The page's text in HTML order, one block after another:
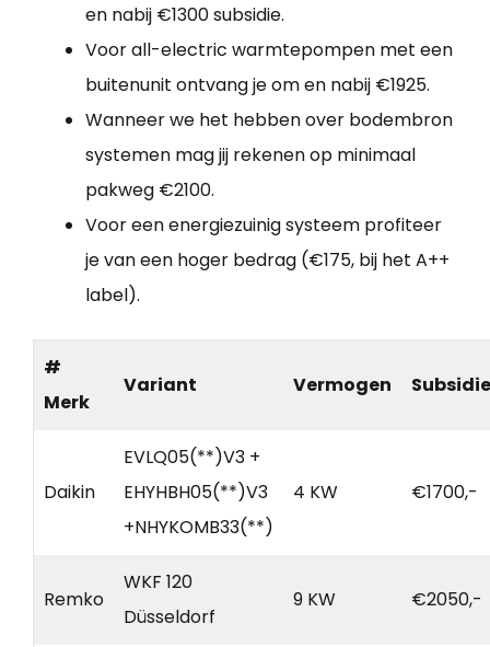
en nabij €1300 subsidie.
Voor all-electric warmtepompen met een
buitenunit ontvang je om en nabij €1925.
Wanneer we het hebben over bodembron
systemen mag jij rekenen op minimaal
pakweg €2100.
Voor een energiezuinig systeem profiteer
je van een hoger bedrag (€175, bij het A++
label).
#
Merk
Variant Vermogen Subsidie
Daikin
EVLQ05(**)V3 +
EHYHBH05(**)V3
+NHYKOMB33(**)
4 KW €1700,-
Remko
WKF 120
Düsseldorf
9 KW €2050,-